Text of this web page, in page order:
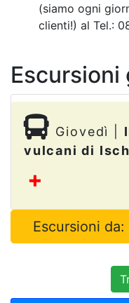
(siamo ogni
clienti!) al Tel.:
Escursioni
Giovedì |
vulcani di
Ogni